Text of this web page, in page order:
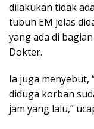
dilakukan tidak
tubuh EM jelas
yang ada di
Dokter.
Ia juga menyebut,
diduga korban
jam yang lalu,”